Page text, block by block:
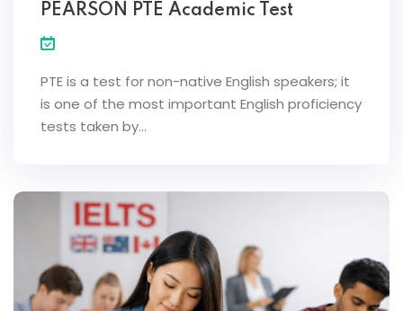
PEARSON PTE Academic Test
PTE is a test for non-native English speakers; it
is one of the most important English proficiency
tests taken by…